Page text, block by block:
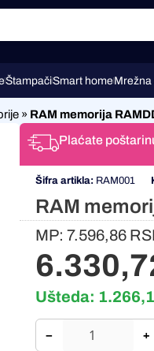
ŠtampačiSmart homeMrežna
» RAM memorija
Plaćate
Šifra artikla: RAM001
RAM
MP: 7.596,86
Ušteda:
− +